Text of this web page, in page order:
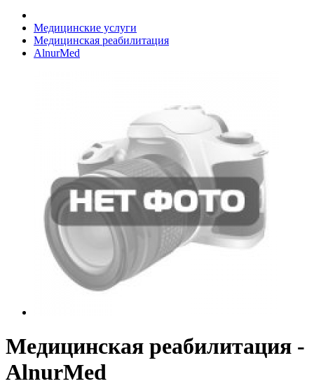
Медицинские услуги
Медицинская реабилитация
AlnurMed
Медицинская реабилитация -
AlnurMed